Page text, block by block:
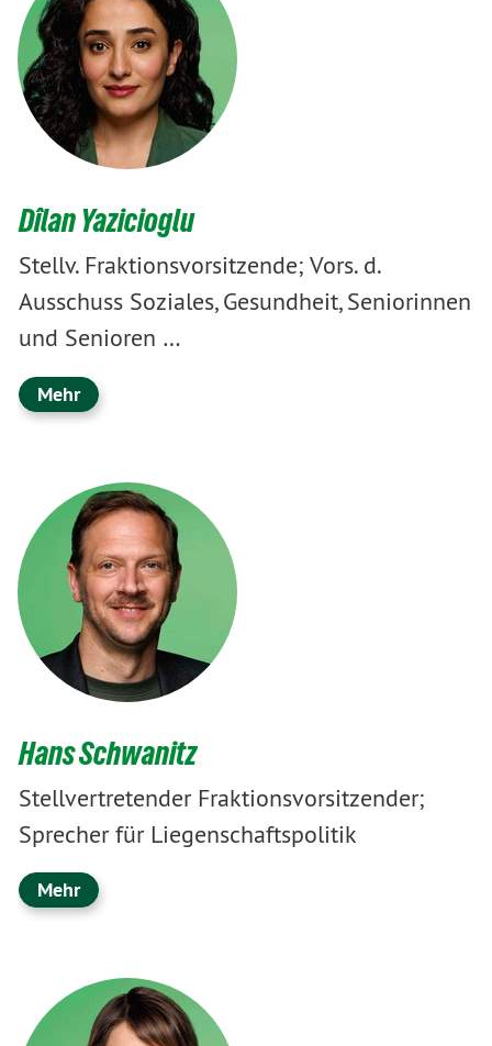
Dîlan Yazicioglu
Stellv. Fraktionsvorsitzende; Vors. d.
Ausschuss Soziales, Gesundheit, Seniorinnen
und Senioren …
Mehr
Hans Schwanitz
Stellvertretender Fraktionsvorsitzender;
Sprecher für Liegenschaftspolitik
Mehr